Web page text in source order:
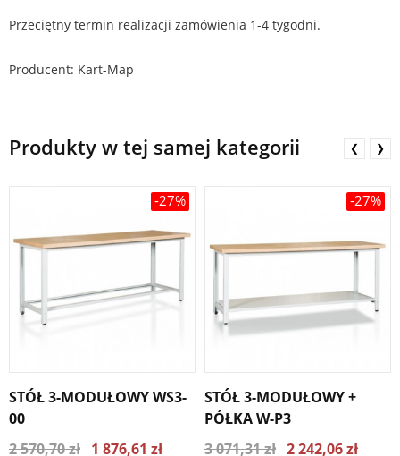
Przeciętny termin realizacji zamówienia 1-4 tygodni.
Producent: Kart-Map
Produkty w tej samej kategorii
-27%
STÓŁ 3-MODUŁOWY WS3-
00
2 570,70 zł 1 876,61 zł
-27%
STÓŁ 3-MODUŁOWY +
PÓŁKA W-P3
3 071,31 zł 2 242,06 zł
❮ ❯